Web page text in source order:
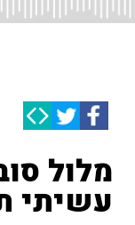
מלול
עשיתי